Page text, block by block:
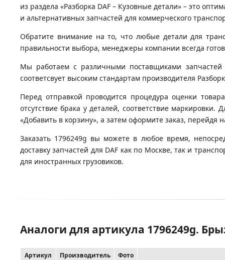
из раздела «Разборка DAF – Кузовные детали» – это
и альтернативных запчастей для коммерческого
Обратите внимание на то, что любые детали для
правильности выбора, менеджеры компании всегда
Мы работаем с различными поставщиками запчастей
соответсвует высоким стандартам производителя
Перед отправкой проводится процедура оценки
отсутствие брака у деталей, соответствие
«Добавить в корзину», а затем оформите заказ, перейдя
Заказать 1796249g вы можете в любое время,
доставку запчастей для DAF как по Москве, так и
для иностранных грузовиков.
Аналоги для артикула 1796249g.
Артикул Производитель
Фото